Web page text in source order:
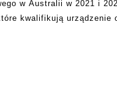
w Australii w 2021 i
kwalifikują urządzenie